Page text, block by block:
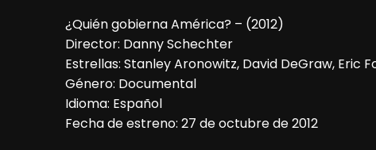
¿Quién gobierna América? – (2012)
Director: Danny Schechter
Estrellas: Stanley Aronowitz, David DeGraw, Eric
Género: Documental
Idioma: Español
Fecha de estreno: 27 de octubre de 2012